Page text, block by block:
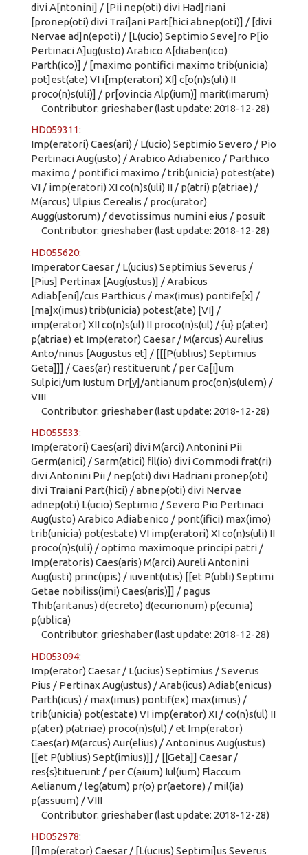
divi A[ntonini] / [Pii nep(oti) divi Had]riani
[pronep(oti) divi Trai]ani Part[hici abnep(oti)] / [divi
Nervae ad]n(epoti) / [L(ucio) Septimio Seve]ro P[io
Pertinaci A]ug(usto) Arabico A[diaben(ico)
Parth(ico)] / [maximo pontifici maximo trib(unicia)
pot]est(ate) VI i[mp(eratori) XI] c[o(n)s(uli) II
proco(n)s(uli)] / pr[ovincia Alp(ium)] marit(imarum)
Contributor: grieshaber (last update: 2018-12-28)
HD059311:
Imp(eratori) Caes(ari) / L(ucio) Septimio Severo / Pio
Pertinaci Aug(usto) / Arabico Adiabenico / Parthico
maximo / pontifici maximo / trib(unicia) potest(ate)
VI / imp(eratori) XI co(n)s(uli) II / p(atri) p(atriae) /
M(arcus) Ulpius Cerealis / proc(urator)
Augg(ustorum) / devotissimus numini eius / posuit
Contributor: grieshaber (last update: 2018-12-28)
HD055620:
Imperator Caesar / L(ucius) Septimius Severus /
[Pius] Pertinax [Aug(ustus)] / Arabicus
Adiab[eni]/cus Parthicus / max(imus) pontife[x] /
[ma]x(imus) trib(unicia) potest(ate) [VI] /
imp(erator) XII co(n)s(ul) II proco(n)s(ul) / {u} p(ater)
p(atriae) et Imp(erator) Caesar / M(arcus) Aurelius
Anto/ninus [Augustus et] / [[[P(ublius) Septimius
Geta]]] / Caes(ar) restituerunt / per Ca[i]um
Sulpici/um Iustum Dr[y]/antianum proc(on)s(ulem) /
VIII
Contributor: grieshaber (last update: 2018-12-28)
HD055533:
Imp(eratori) Caes(ari) divi M(arci) Antonini Pii
Germ(anici) / Sarm(atici) fil(io) divi Commodi frat(ri)
divi Antonini Pii / nep(oti) divi Hadriani pronep(oti)
divi Traiani Part(hici) / abnep(oti) divi Nervae
adnep(oti) L(ucio) Septimio / Severo Pio Pertinaci
Aug(usto) Arabico Adiabenico / pont(ifici) max(imo)
trib(unicia) pot(estate) VI imp(eratori) XI co(n)s(uli) II
proco(n)s(uli) / optimo maximoque principi patri /
Imp(eratoris) Caes(aris) M(arci) Aureli Antonini
Aug(usti) princ(ipis) / iuvent(utis) [[et P(ubli) Septimi
Getae nobiliss(imi) Caes(aris)]] / pagus
Thib(aritanus) d(ecreto) d(ecurionum) p(ecunia)
p(ublica)
Contributor: grieshaber (last update: 2018-12-28)
HD053094:
Imp(erator) Caesar / L(ucius) Septimius / Severus
Pius / Pertinax Aug(ustus) / Arab(icus) Adiab(enicus)
Parth(icus) / max(imus) pontif(ex) max(imus) /
trib(unicia) pot(estate) VI imp(erator) XI / co(n)s(ul) II
p(ater) p(atriae) proco(n)s(ul) / et Imp(erator)
Caes(ar) M(arcus) Aur(elius) / Antoninus Aug(ustus)
[[et P(ublius) Sept(imius)]] / [[Geta]] Caesar /
res{s}tituerunt / per C(aium) Iul(ium) Flaccum
Aelianum / leg(atum) pr(o) pr(aetore) / mil(ia)
p(assuum) / VIII
Contributor: grieshaber (last update: 2018-12-28)
HD052978:
[I]mp(erator) Caesar / [L(ucius) Septimi]us Severus